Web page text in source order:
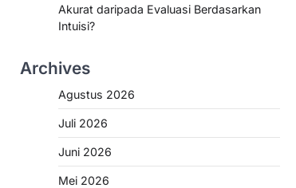
Akurat daripada Evaluasi Berdasarkan
Intuisi?
Archives
Agustus 2026
Juli 2026
Juni 2026
Mei 2026